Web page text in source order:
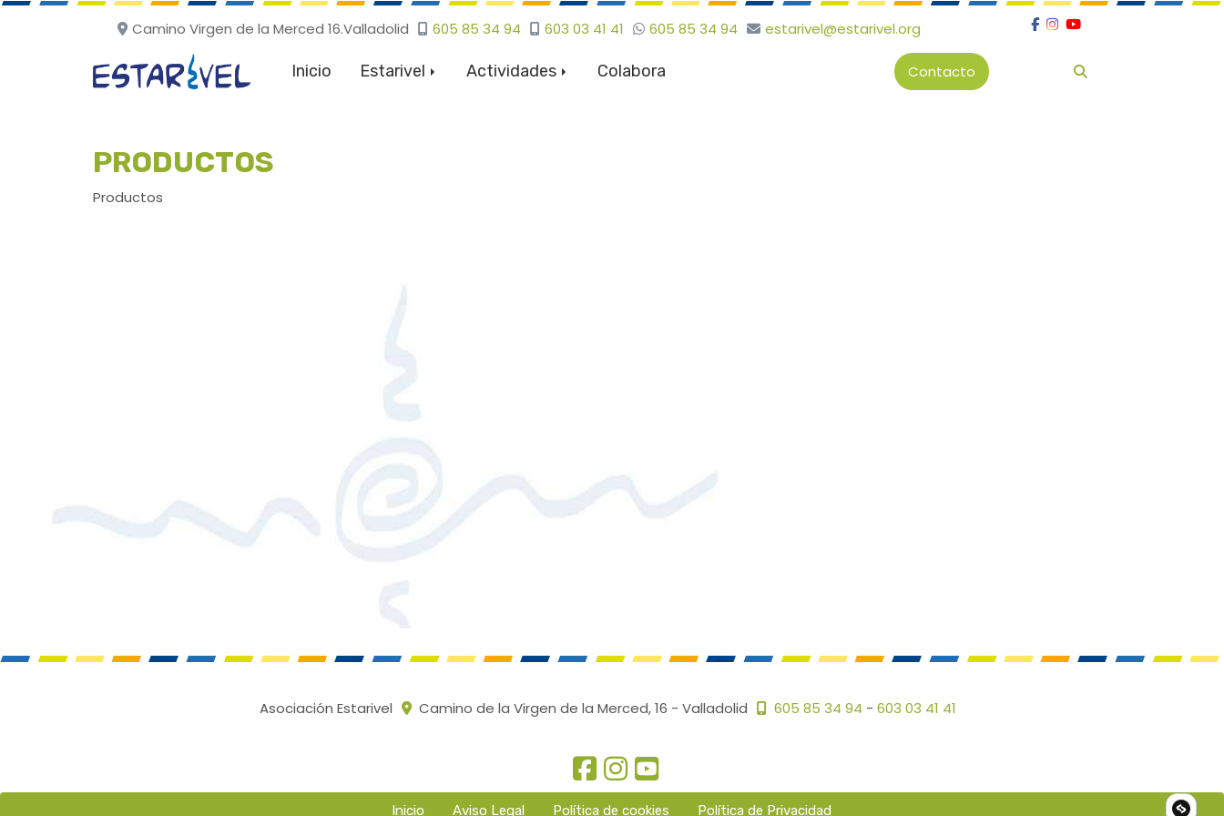
Camino Virgen de la Merced 16.Valladolid 605 85 34 94 603 03 41 41 605 85 34 94 estarivel estarivel.org
Inicio Estarivel Actividades Colabora Contacto
PRODUCTOS
Productos
Asociación Estarivel Camino de la Virgen de la Merced, 16 - Valladolid 605 85 34 94 - 603 03 41 41
Inicio Aviso Legal Política de cookies Política de Privacidad